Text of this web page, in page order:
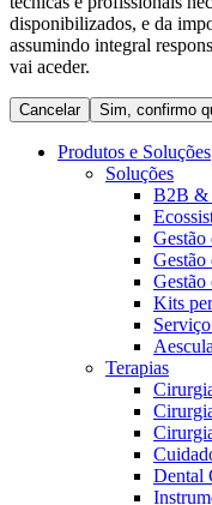
Terapias
Catálogo de Produtos
Encontre o
da B. Braun com o
Coordenamos os
do hospital. Para
cuidados
Contactos
Centro de Inovação
Vamos impulsionar
Saiba mais sobre o
disponibilizados, e da
assumindo integral
vai aceder.
Cancelar Sim, confirmo
Produtos e Soluções
Soluções
B2B &
Gestão
Kits
Terapias
Dental